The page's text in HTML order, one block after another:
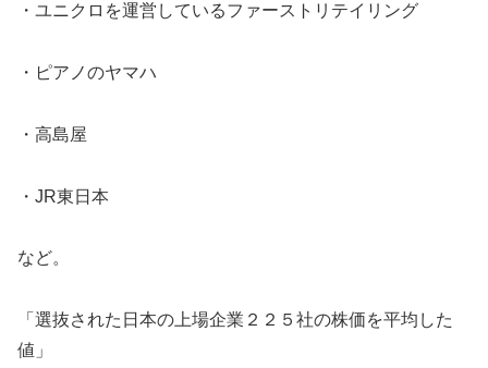
・ユニクロを運営しているファーストリテイリング
・ピアノのヤマハ
・高島屋
・JR東日本
など。
「選抜された日本の上場企業２２５社の株価を平均した
値」